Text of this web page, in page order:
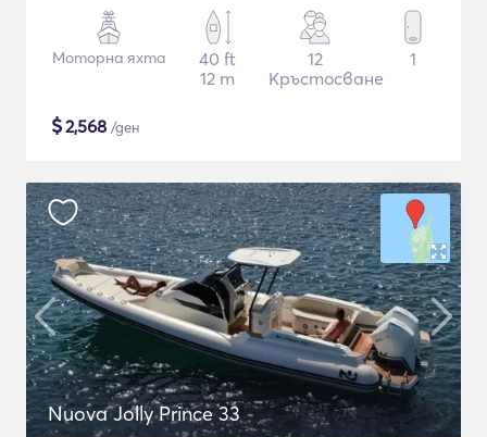
Моторна яхта
40 ft
12 m
12
Кръстосване
1
$2,568 /ден
Nuova Jolly Prince 33